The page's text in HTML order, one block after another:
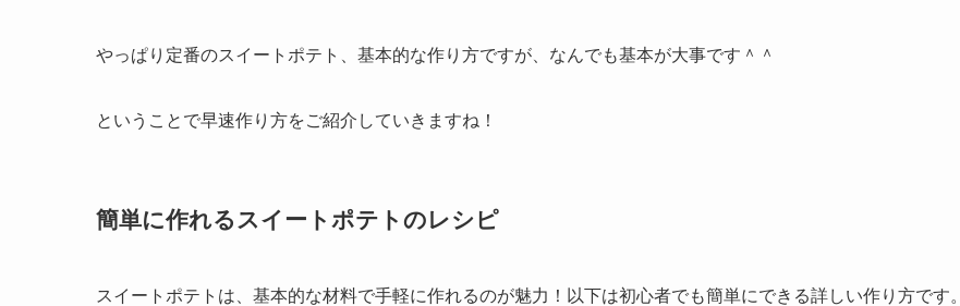
やっぱり定番のスイートポテト、基本的な作り方ですが、なんでも基本が大事です＾＾
ということで早速作り方をご紹介していきますね！
簡単に作れるスイートポテトのレシピ
スイートポテトは、基本的な材料で手軽に作れるのが魅力！以下は初心者でも簡単にできる詳しい作り方です。